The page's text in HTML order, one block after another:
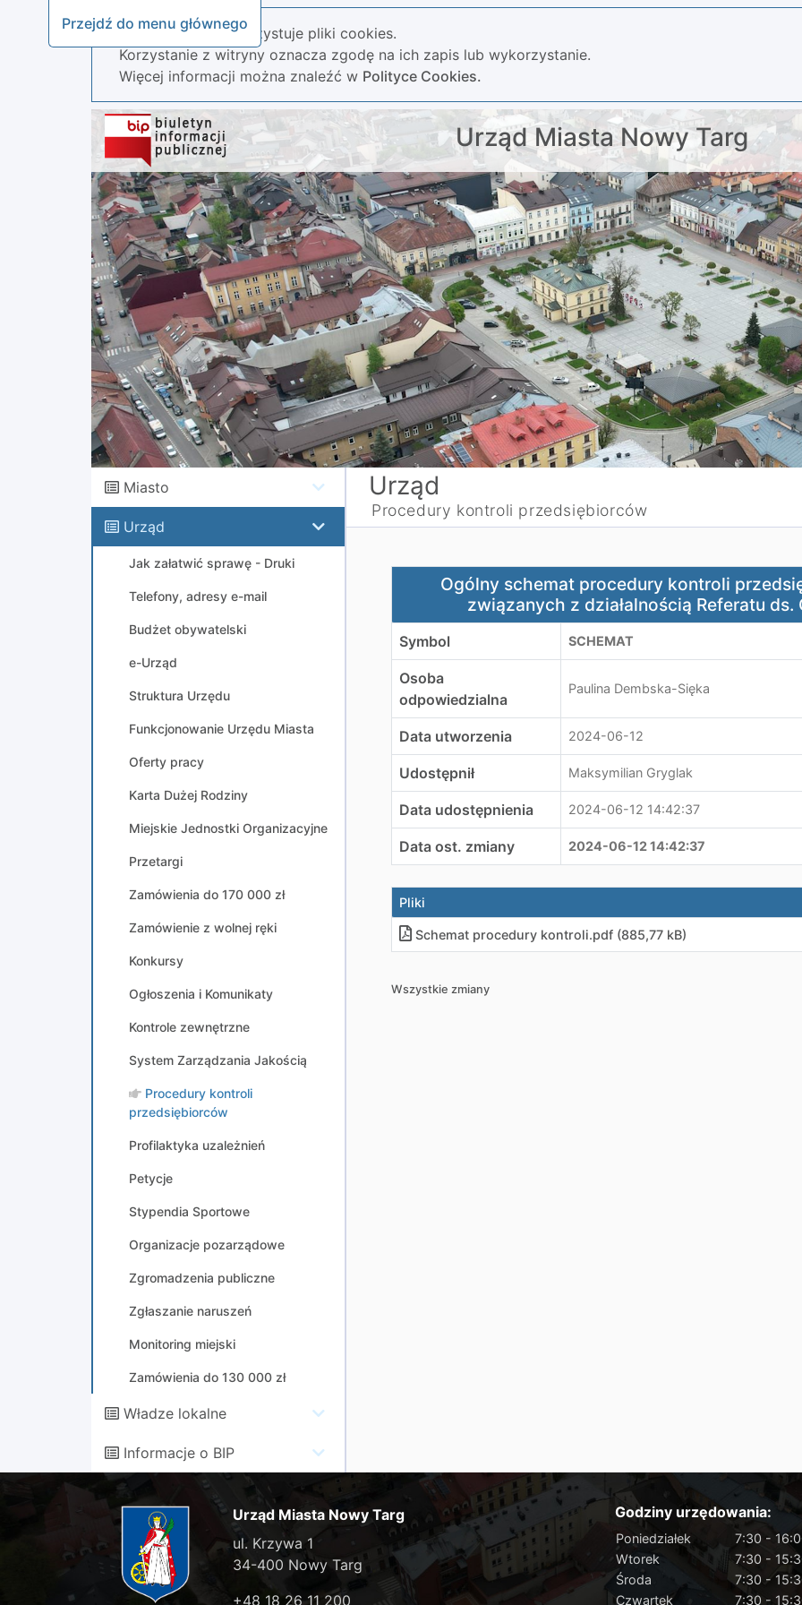
Przejdź do menu głównego
Nasza strona wykorzystuje pliki cookies.
Korzystanie z witryny oznacza zgodę na ich zapis lub wykorzystanie.
Więcej informacji można znaleźć w Polityce Cookies.
Urząd Miasta Nowy Targ
Miasto
Urząd
Jak załatwić sprawę - Druki
Telefony, adresy e-mail
Budżet obywatelski
e-Urząd
Struktura Urzędu
Funkcjonowanie Urzędu Miasta
Oferty pracy
Karta Dużej Rodziny
Miejskie Jednostki Organizacyjne
Przetargi
Zamówienia do 170 000 zł
Zamówienie z wolnej ręki
Konkursy
Ogłoszenia i Komunikaty
Kontrole zewnętrzne
System Zarządzania Jakością
Procedury kontroli
przedsiębiorców
Profilaktyka uzależnień
Petycje
Stypendia Sportowe
Organizacje pozarządowe
Zgromadzenia publiczne
Zgłaszanie naruszeń
Monitoring miejski
Zamówienia do 130 000 zł
Władze lokalne
Informacje o BIP
Urząd
Procedury kontroli przedsiębiorców
Ogólny schemat procedury kontroli przedsiębiorców w
Ogólny schemat procedury kontroli
związanych z działalnością Referatu
Symbol SCHEMAT
Osoba
odpowiedzialna
Paulina Dembska-Sięka
Data utworzenia 2024-06-12
Udostępnił Maksymilian Gryglak
Data udostępnienia 2024-06-12 14:42:37
Data ost. zmiany 2024-06-12 14:42:37
Pliki
Schemat procedury kontroli.pdf (885,77 kB)
Wszystkie zmiany
Urząd Miasta Nowy Targ
ul. Krzywa 1
34-400 Nowy Targ
+48 18 26 11 200
Godziny urzędowania:
Poniedziałek
7:30 -
Wtorek
7:30 -
Środa
7:30 -
Czwartek
7:30 -